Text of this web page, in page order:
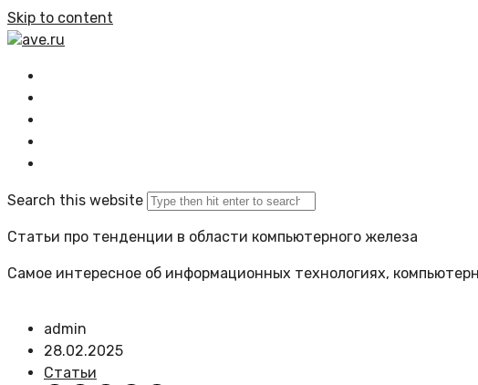
Skip to content
ave.ru
Search this website
Статьи про тенденции в области компьютерного железа
Самое интересное об информационных технологиях,
admin
28.02.2025
Статьи